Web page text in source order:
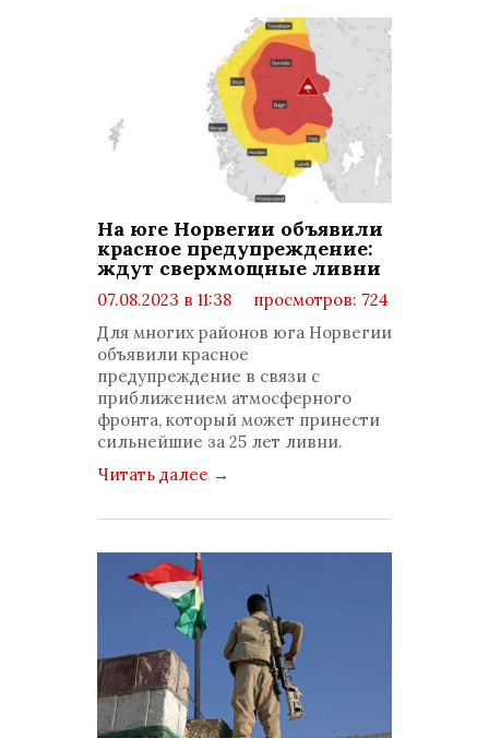
На юге Норвегии объявили
красное предупреждение:
ждут сверхмощные ливни
07.08.2023 в 11:38
просмотров: 724
комментариев: 0
Для многих районов юга Норвегии
объявили красное
предупреждение в связи с
приближением атмосферного
фронта, который может принести
сильнейшие за 25 лет ливни.
Читать далее →